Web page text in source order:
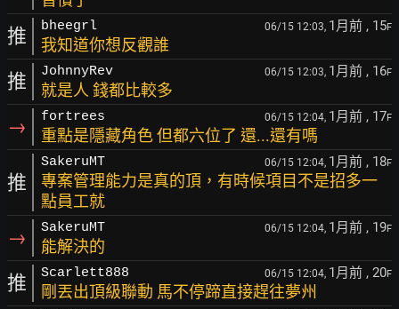
推 bheegrl 06/15 12:03, 1月前 , 15F
我知道你想反觀誰
推 JohnnyRev 06/15 12:03, 1月前 , 16F
就是人 錢都比較多
→ fortrees 06/15 12:04, 1月前 , 17F
重點是隱藏角色 但都六位了 還...還有嗎
推
SakeruMT 06/15 12:04, 1月前 , 18F
專案管理能力是真的頂，有時候項目不是招多一
點員工就
→ SakeruMT 06/15 12:04, 1月前 , 19F
能解決的
推 Scarlett888 06/15 12:04, 1月前 , 20F
剛丟出頂級聯動 馬不停蹄直接趕往夢州